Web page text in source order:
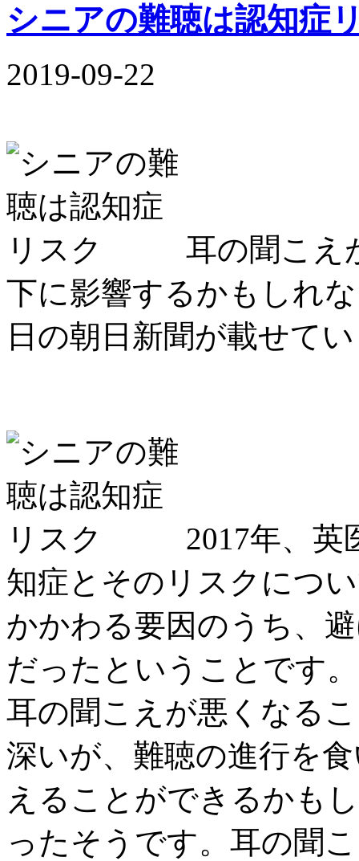
シニアの難聴は認知症
2019-09-22
耳の聞こえ
下に影響するかもしれ
日の朝日新聞が載せて
2017年、
知症とそのリスクにつ
かかわる要因のうち、
だったということです。
耳の聞こえが悪くなる
深いが、難聴の進行を
えることができるかも
ったそうです。耳の聞